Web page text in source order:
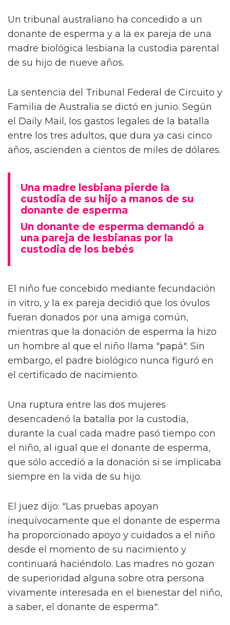
Un tribunal australiano ha concedido a un
donante de esperma y a la ex pareja de una
madre biológica lesbiana la custodia parental
de su hijo de nueve años.
La sentencia del Tribunal Federal de Circuito y
Familia de Australia se dictó en junio. Según
el Daily Mail, los gastos legales de la batalla
entre los tres adultos, que dura ya casi cinco
años, ascienden a cientos de miles de dólares.
Una madre lesbiana pierde la
custodia de su hijo a manos de su
donante de esperma
Un donante de esperma demandó a
una pareja de lesbianas por la
custodia de los bebés
El niño fue concebido mediante fecundación
in vitro, y la ex pareja decidió que los óvulos
fueran donados por una amiga común,
mientras que la donación de esperma la hizo
un hombre al que el niño llama "papá". Sin
embargo, el padre biológico nunca figuró en
el certificado de nacimiento.
Una ruptura entre las dos mujeres
desencadenó la batalla por la custodia,
durante la cual cada madre pasó tiempo con
el niño, al igual que el donante de esperma,
que sólo accedió a la donación si se implicaba
siempre en la vida de su hijo.
El juez dijo: "Las pruebas apoyan
inequívocamente que el donante de esperma
ha proporcionado apoyo y cuidados a el niño
desde el momento de su nacimiento y
continuará haciéndolo. Las madres no gozan
de superioridad alguna sobre otra persona
vivamente interesada en el bienestar del niño,
a saber, el donante de esperma".